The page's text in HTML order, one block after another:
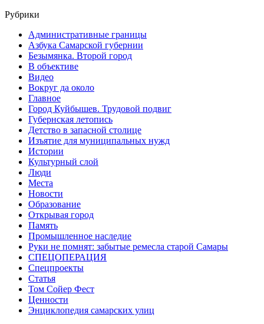
Рубрики
Административные границы
Азбука Самарской губернии
Безымянка. Второй город
В объективе
Видео
Вокруг да около
Главное
Город Куйбышев. Трудовой подвиг
Губернская летопись
Детство в запасной столице
Изъятие для муниципальных нужд
Истории
Культурный слой
Люди
Места
Новости
Образование
Открывая город
Память
Промышленное наследие
Руки не помнят: забытые ремесла старой Самары
СПЕЦОПЕРАЦИЯ
Спецпроекты
Статья
Том Сойер Фест
Ценности
Энциклопедия самарских улиц